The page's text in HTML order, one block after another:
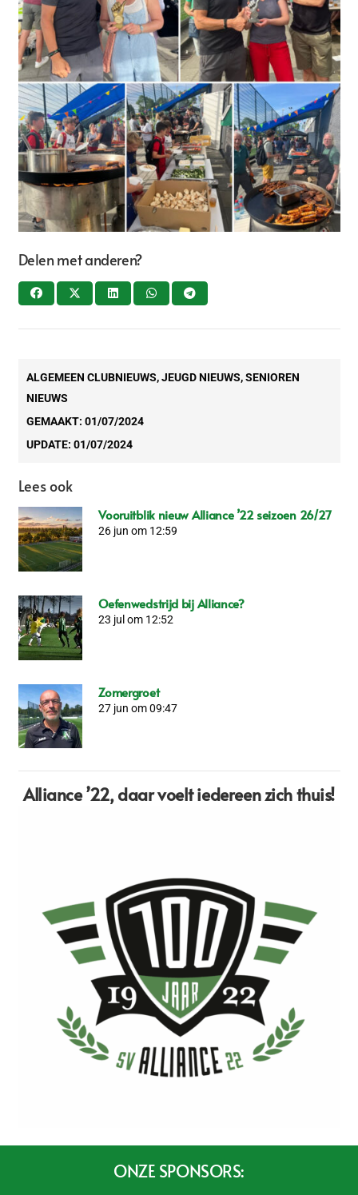
Delen met anderen?
ALGEMEEN CLUBNIEUWS,JEUGD NIEUWS,SENIOREN
NIEUWS
GEMAAKT: 01/07/2024
UPDATE: 01/07/2024
Lees ook
Vooruitblik nieuw Alliance ’22 seizoen 26/27
26 jun om 12:59
Oefenwedstrijd bij Alliance?
23 jul om 12:52
Zomergroet
27 jun om 09:47
Alliance ’22, daar voelt iedereen zich thuis!
ONZE SPONSORS: